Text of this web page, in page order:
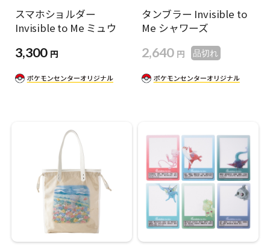
スマホショルダー
Invisible to Me ミュウ
3,300 円
タンブラー Invisible to
Me シャワーズ
2,640 円 品切れ